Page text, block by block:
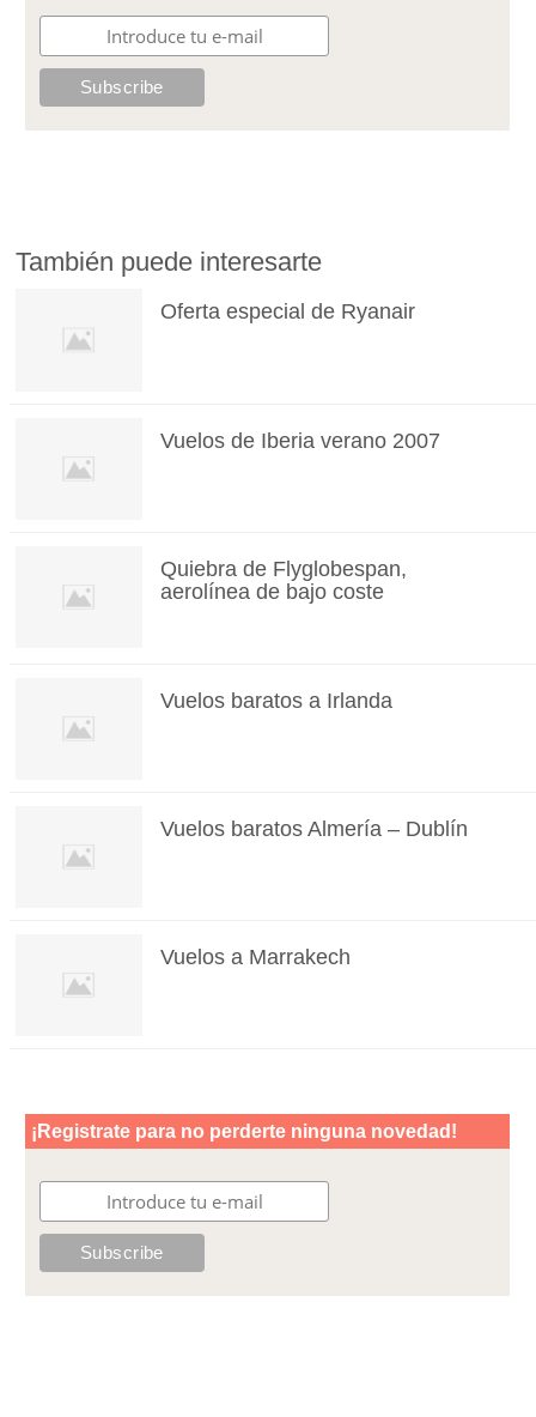
También puede interesarte
Oferta especial de Ryanair
Vuelos de Iberia verano 2007
Quiebra de Flyglobespan,
aerolínea de bajo coste
Vuelos baratos a Irlanda
Vuelos baratos Almería – Dublín
Vuelos a Marrakech